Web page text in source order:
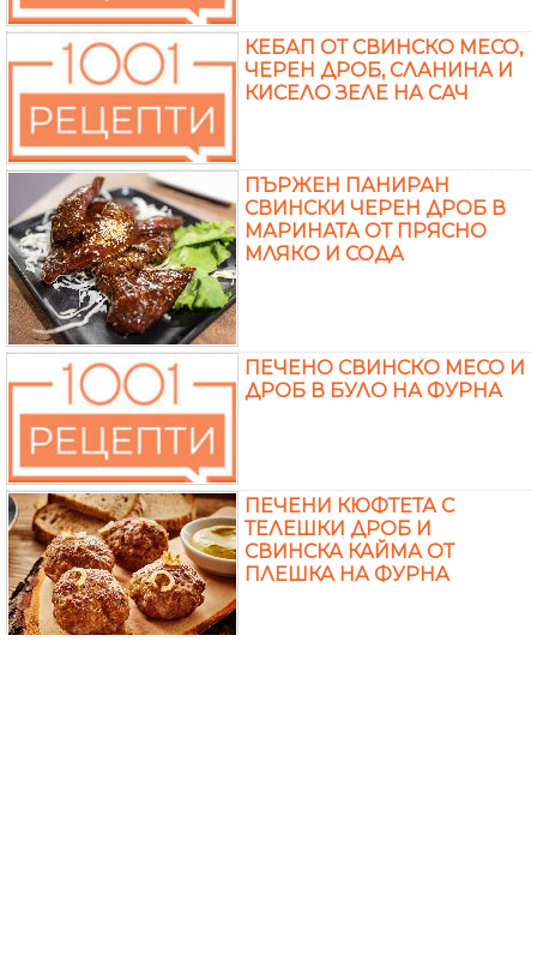
КЕБАП ОТ СВИНСКО МЕСО,
ЧЕРЕН ДРОБ, СЛАНИНА И
КИСЕЛО ЗЕЛЕ НА САЧ
ПЪРЖЕН ПАНИРАН
СВИНСКИ ЧЕРЕН ДРОБ В
МАРИНАТА ОТ ПРЯСНО
МЛЯКО И СОДА
ПЕЧЕНО СВИНСКО МЕСО И
ДРОБ В БУЛО НА ФУРНА
ПЕЧЕНИ КЮФТЕТА С
ТЕЛЕШКИ ДРОБ И
СВИНСКА КАЙМА ОТ
ПЛЕШКА НА ФУРНА